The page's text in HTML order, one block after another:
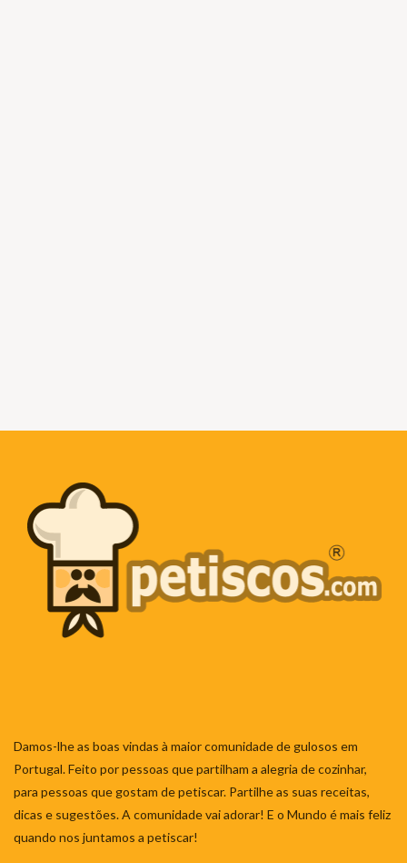
Damos-lhe as boas vindas à maior comunidade de gulosos em
Portugal. Feito por pessoas que partilham a alegria de cozinhar,
para pessoas que gostam de petiscar. Partilhe as suas receitas,
dicas e sugestões. A comunidade vai adorar! E o Mundo é mais feliz
quando nos juntamos a petiscar!